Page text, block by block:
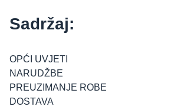
Sadržaj:
OPĆI UVJETI
NARUDŽBE
PREUZIMANJE ROBE
DOSTAVA